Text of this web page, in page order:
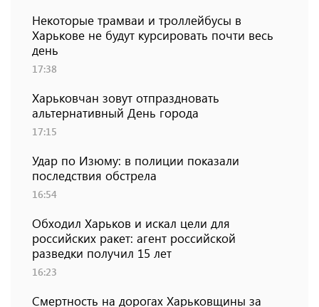
Некоторые трамваи и троллейбусы в
Харькове не будут курсировать почти весь
день
17:38
Харьковчан зовут отпраздновать
альтернативный День города
17:15
Удар по Изюму: в полиции показали
последствия обстрела
16:54
Обходил Харьков и искал цели для
российских ракет: агент российской
разведки получил 15 лет
16:23
Смертность на дорогах Харьковщины за